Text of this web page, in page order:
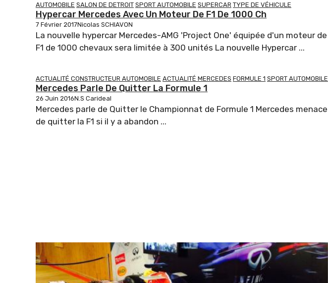
AUTOMOBILE SALON DE DETROIT SPORT AUTOMOBILE SUPERCAR TYPE DE VÉHICULE
Hypercar Mercedes Avec Un Moteur De F1 De 1000 Ch
7 Février 2017Nicolas SCHIAVON
La nouvelle hypercar Mercedes-AMG 'Project One' équipée d'un moteur de
F1 de 1000 chevaux sera limitée à 300 unités La nouvelle Hypercar ...
ACTUALITÉ CONSTRUCTEUR AUTOMOBILE ACTUALITÉ MERCEDES FORMULE 1 SPORT AUTOMOBILE
Mercedes Parle De Quitter La Formule 1
26 Juin 2016N.S Carideal
Mercedes parle de Quitter le Championnat de Formule 1 Mercedes menace
de quitter la F1 si il y a abandon ...